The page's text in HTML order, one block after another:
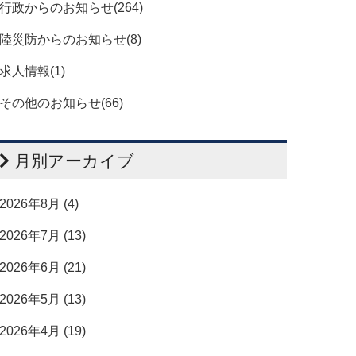
行政からのお知らせ(264)
陸災防からのお知らせ(8)
求人情報(1)
その他のお知らせ(66)
月別アーカイブ
2026年8月 (4)
2026年7月 (13)
2026年6月 (21)
2026年5月 (13)
2026年4月 (19)